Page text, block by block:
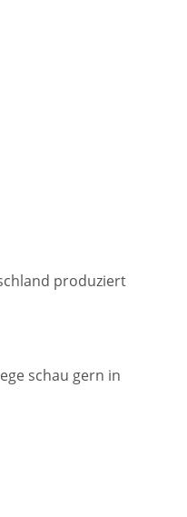
produziert
schau gern in